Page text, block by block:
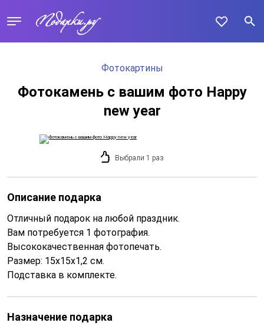
Фотокартины
Фотокамень с вашим фото Happy
new year
Выбрали 1 раз
Описание подарка
Отличный подарок на любой праздник.
Вам потребуется 1 фотография.
Высококачественная фотопечать.
Размер: 15х15х1,2 см.
Подставка в комплекте.
Назначение подарка